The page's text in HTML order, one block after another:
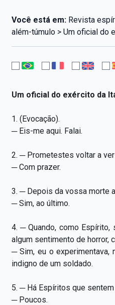
Você está em:Revista
além-túmulo > Um oficial do
Um oficial do exército da
1. (Evocação).
─ Eis-me aqui. Falai.
2. ─ Prometestes voltar a
─ Com prazer.
3. ─ Depois da vossa morte
─ Sim, ao último.
4. ─ Quando, como
algum sentimento de
─ Sim, eu o experimentava,
indigno de um soldado.
5. ─ Há Espíritos que
─ Poucos.